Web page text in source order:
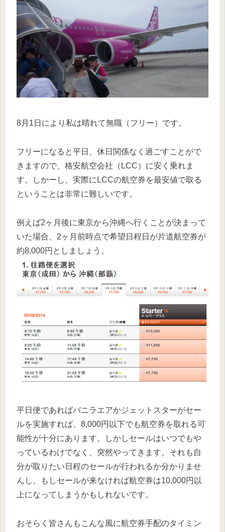
8月1日により私は晴れて無職（フリー）です。
フリーになると平日、休日関係なく過ごすことがで
きますので、格安航空会社（LCC）に安く乗れま
す。しかーし、実際にLCCの航空券を最安値で取る
ということは非常に難しいです。
例えば2ヶ月後に東京から沖縄へ行くことが決まって
いた場合、2ヶ月前時点で希望日程日が片道航空券が
約8,000円としましょう。
平日便であればバニラエアかジェットスターがセー
ルを実施すれば、8,000円以下でも航空券を取れる可
能性が十分にあります。しかしセールはいつでもや
っているわけでなく、突然やってきます。それも自
分が取りたい日程のセールが行われるか分かりませ
んし、もしセールが来なければ航空券は10,000円以
上になってしまうかもしれないです。
おそらく皆さんもこんな風に航空券手配のタイミン